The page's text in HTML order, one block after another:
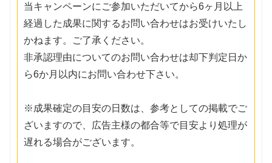
当キャンペーンにご参加いただいてから6ヶ月以上
経過した成果に関するお問い合わせはお受けいたし
かねます。ご了承ください。
非承認理由についてのお問い合わせは却下判定日か
ら6か月以内にお問い合わせ下さい。
※成果確定の目安の日数は、参考としての掲載でご
ざいますので、広告主様の都合等で目安より処理が
遅れる場合がございます。